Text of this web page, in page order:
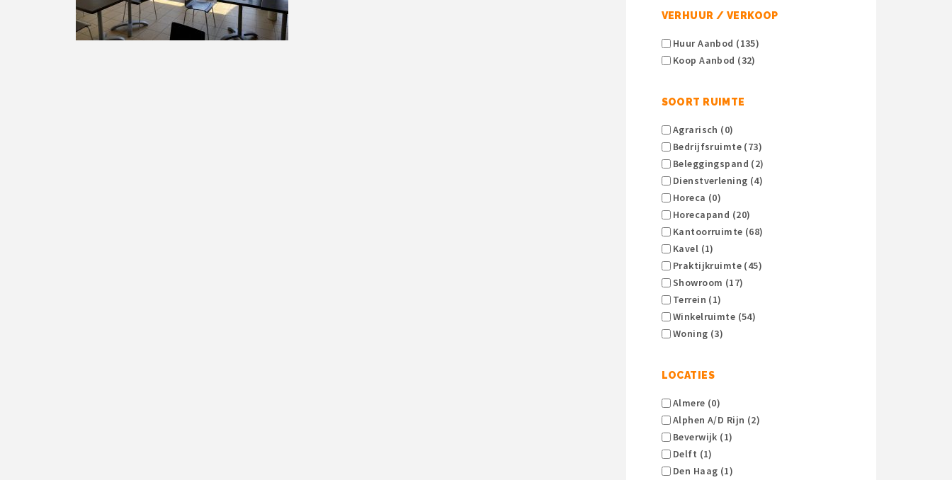
VERHUUR / VERKOOP
Huur Aanbod (135)
Koop Aanbod (32)
SOORT RUIMTE
Agrarisch (0)
Bedrijfsruimte (73)
Beleggingspand (2)
Dienstverlening (4)
Horeca (0)
Horecapand (20)
Kantoorruimte (68)
Kavel (1)
Praktijkruimte (45)
Showroom (17)
Terrein (1)
Winkelruimte (54)
Woning (3)
LOCATIES
Almere (0)
Alphen A/d Rijn (2)
Beverwijk (1)
Delft (1)
Den Haag (1)